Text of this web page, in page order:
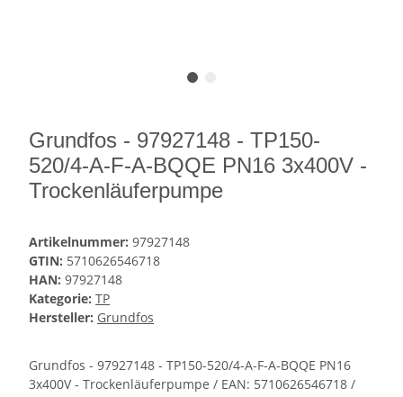
Grundfos - 97927148 - TP150-
520/4-A-F-A-BQQE PN16 3x400V -
Trockenläuferpumpe
Artikelnummer: 97927148
GTIN: 5710626546718
HAN: 97927148
Kategorie: TP
Hersteller: Grundfos
Grundfos - 97927148 - TP150-520/4-A-F-A-BQQE PN16
3x400V - Trockenläuferpumpe / EAN: 5710626546718 /